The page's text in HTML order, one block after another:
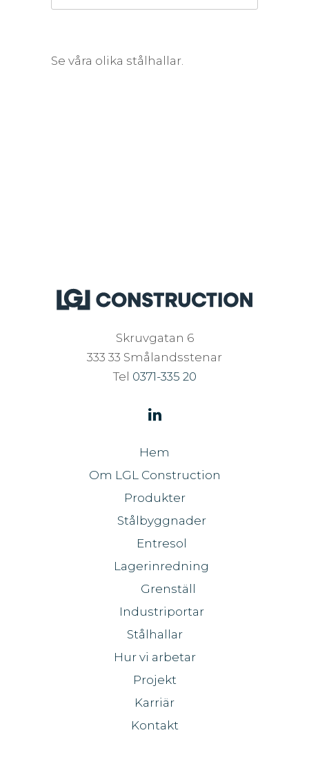
Se våra olika stålhallar.
Skruvgatan 6
333 33 Smålandsstenar
Tel 0371-335 20
Hem
Om LGL Construction
Produkter
Stålbyggnader
Entresol
Lagerinredning
Grenställ
Industriportar
Stålhallar
Hur vi arbetar
Projekt
Karriär
Kontakt